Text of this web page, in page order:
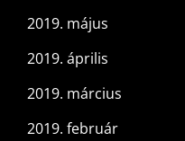
2019. május
2019. április
2019. március
2019. február